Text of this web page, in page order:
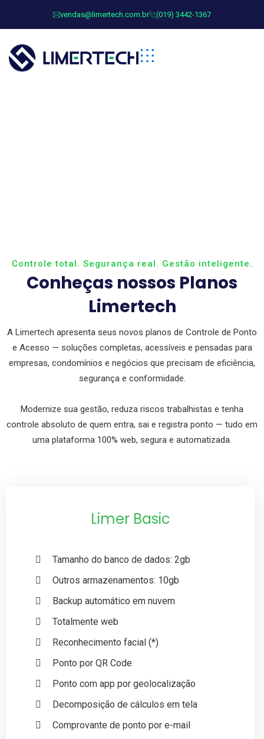
vendas@limertech.com.br (019) 3442-1367
Controle total. Segurança real. Gestão inteligente.
Conheças nossos Planos
Limertech
A Limertech apresenta seus novos planos de Controle de Ponto
e Acesso — soluções completas, acessíveis e pensadas para
empresas, condomínios e negócios que precisam de eficiência,
segurança e conformidade.
Modernize sua gestão, reduza riscos trabalhistas e tenha
controle absoluto de quem entra, sai e registra ponto — tudo em
uma plataforma 100% web, segura e automatizada.
Limer Basic
Tamanho do banco de dados: 2gb
Outros armazenamentos: 10gb
Backup automático em nuvem
Totalmente web
Reconhecimento facial (*)
Ponto por QR Code
Ponto com app por geolocalização
Decomposição de cálculos em tela
Comprovante de ponto por e-mail